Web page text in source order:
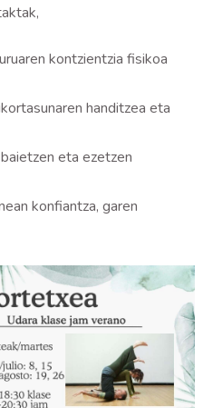
kontzientzia fisikoa
handitzea eta
eta ezetzen
konfiantza, garen